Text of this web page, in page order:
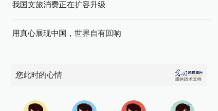
我国文旅消费正在扩容升级
用真心展现中国，世界自有回响
您此时的心情